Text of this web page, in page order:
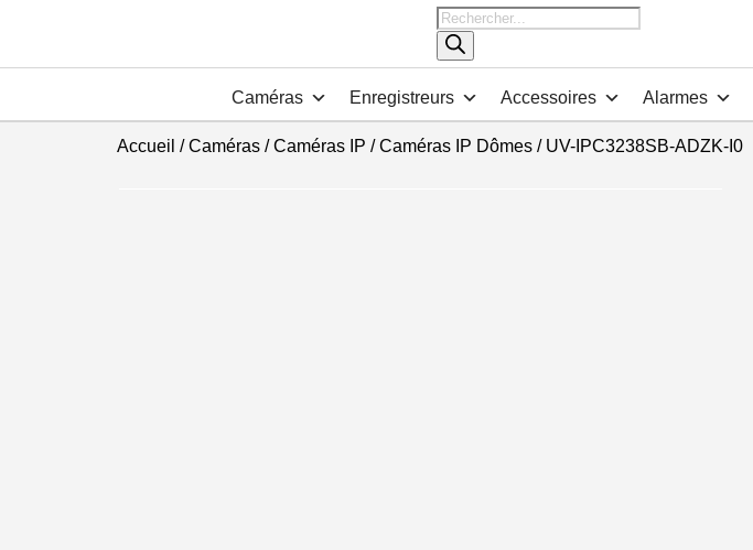
Recherche
de
produits
Caméras Enregistreurs Accessoires Alarmes
Accueil /Caméras/Caméras IP /Caméras IP Dômes/ UV-IPC3238SB-ADZK-I0